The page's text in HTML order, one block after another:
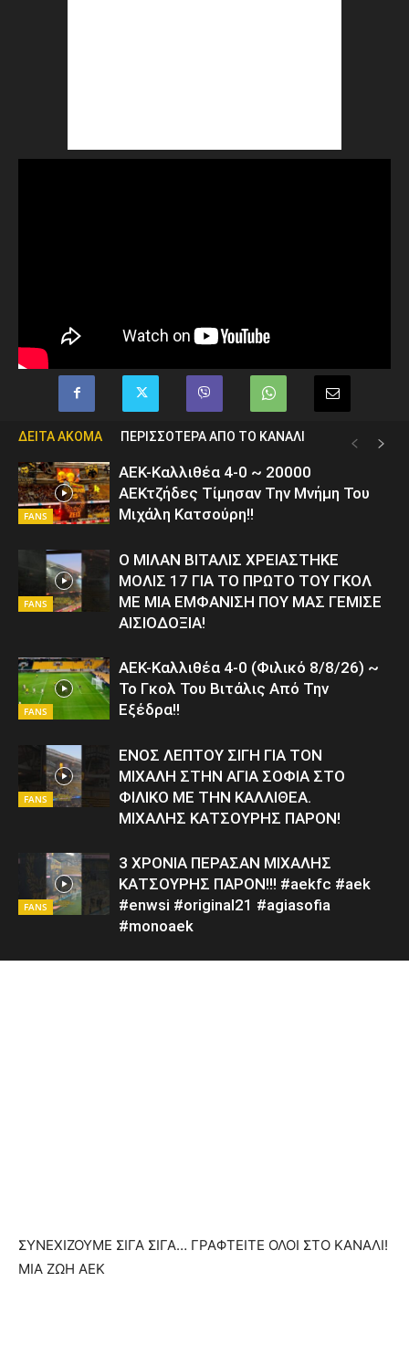
ΔΕΙΤΑ ΑΚΟΜΑ ΠΕΡΙΣΣΟΤΕΡΑ ΑΠΟ ΤΟ ΚΑΝΑΛΙ
FANS
ΑΕΚ-Καλλιθέα 4-0 ~ 20000
ΑΕΚτζήδες Τίμησαν Την Μνήμη Του
Μιχάλη Κατσούρη!!
FANS
Ο ΜΙΛΑΝ ΒΙΤΑΛΙΣ ΧΡΕΙΑΣΤΗΚΕ
ΜΟΛΙΣ 17 ΓΙΑ ΤΟ ΠΡΩΤΟ ΤΟΥ ΓΚΟΛ
ΜΕ ΜΙΑ ΕΜΦΑΝΙΣΗ ΠΟΥ ΜΑΣ ΓΕΜΙΣΕ
ΑΙΣΙΟΔΟΞΙΑ!
FANS
ΑΕΚ-Καλλιθέα 4-0 (Φιλικό 8/8/26) ~
Το Γκολ Του Βιτάλις Από Την
Εξέδρα!!
FANS
ΕΝΟΣ ΛΕΠΤΟΥ ΣΙΓΗ ΓΙΑ ΤΟΝ
ΜΙΧΑΛΗ ΣΤΗΝ ΑΓΙΑ ΣΟΦΙΑ ΣΤΟ
ΦΙΛΙΚΟ ΜΕ ΤΗΝ ΚΑΛΛΙΘΕΑ.
ΜΙΧΑΛΗΣ ΚΑΤΣΟΥΡΗΣ ΠΑΡΟΝ!
FANS
3 ΧΡΟΝΙΑ ΠΕΡΑΣΑΝ ΜΙΧΑΛΗΣ
ΚΑΤΣΟΥΡΗΣ ΠΑΡΟΝ!!! #aekfc #aek
#enwsi #original21 #agiasofia
#monoaek
ΣΥΝΕΧΙΖΟΥΜΕ ΣΙΓΑ ΣΙΓΑ… ΓΡΑΦΤΕΙΤΕ ΟΛΟΙ ΣΤΟ ΚΑΝΑΛΙ!
ΜΙΑ ΖΩΗ ΑΕΚ